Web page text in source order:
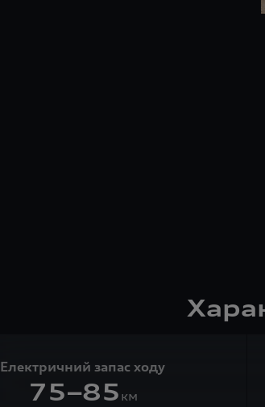
Електричний запас ходу
75–85 км